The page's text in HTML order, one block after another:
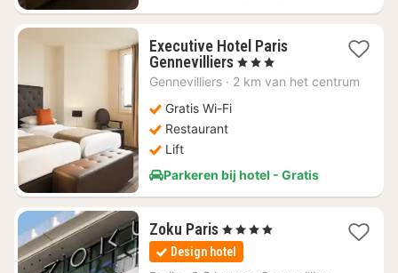
Executive Hotel Paris
Gennevilliers1
nacht
, 3 Sterren
Gennevilliers · 2 km van het centrum
Gratis Wi-Fi
Restaurant
Lift
Parkeren bij hotel - Gratis
Zoku Paris1
nacht
vanaf
, 4 Sterren
Design hotel